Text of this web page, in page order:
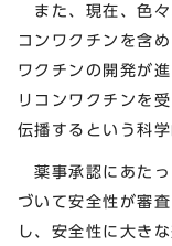
また、現在、色々
コンワクチンを含
ワクチンの開発が
リコンワクチンを
伝播するという科
薬事承認にあたっ
づいて安全性が審
し、安全性に大き